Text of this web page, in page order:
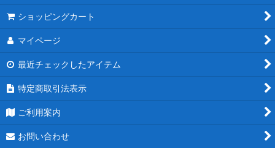
ショッピングカート
マイページ
最近チェックしたアイテム
特定商取引法表示
ご利用案内
お問い合わせ